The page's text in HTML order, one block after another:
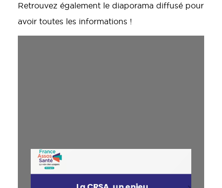
Retrouvez également le diaporama diffusé pour
avoir toutes les informations !